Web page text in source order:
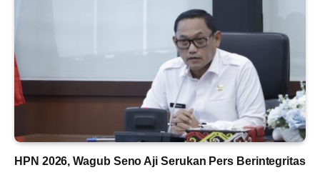
HPN 2026, Wagub Seno Aji Serukan Pers Berintegritas